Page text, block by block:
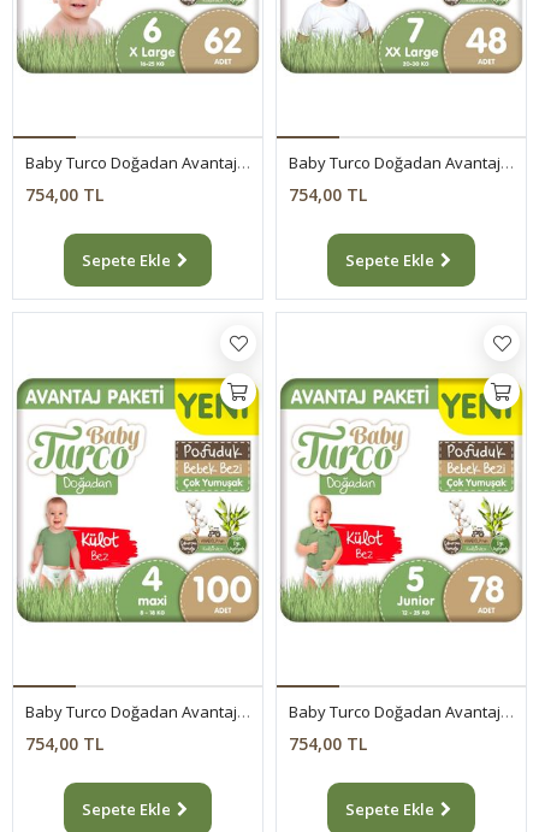
Baby Turco Doğadan Avantaj Paketi Pofuduk Bebek Bezi 6 Numara Xlarge 62 Adet
754,00 TL
Sepete Ekle
Baby Turco Doğadan Avantaj Paketi Pofuduk Bebek Bezi 7 Numara Xxlarge 48 Adet
754,00 TL
Sepete Ekle
Baby Turco Doğadan Avantaj Paketi Pofuduk Külot Bez 4 Numara Maxi 100 Adet
754,00 TL
Sepete Ekle
Baby Turco Doğadan Avantaj Paketi Pofuduk Külot Bez 5 Numara Junior 78 Adet
754,00 TL
Sepete Ekle